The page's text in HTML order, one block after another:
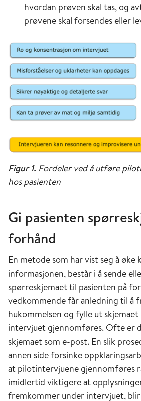
hvordan prøven skal tas, og
prøvene skal forsendes eller
Figur 1. Fordeler ved å utføre
hos pasienten
Gi pasienten
forhånd
En metode som har vist seg å øke
informasjonen, består i å sende
spørreskjemaet til pasienten på
vedkommende får anledning til å
hukommelsen og fylle ut
intervjuet gjennomføres. Ofte er
skjemaet som e-post. En slik
annen side forsinke
at pilotintervjuene gjennomføres
imidlertid viktigere at
fremkommer under intervjuet,